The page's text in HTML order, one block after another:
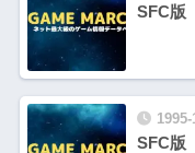
SFC版
1995-
SFC版